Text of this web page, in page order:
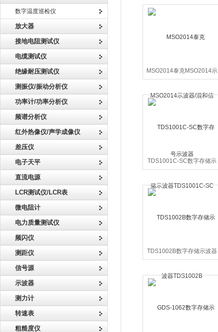
数字温度巡检仪
放大器
接地电阻测试仪
电缆测试仪
绝缘耐压测试仪
测振仪/振动分析仪
功率计/功率分析仪
频谱分析仪
红外热像仪/声学成像仪
差压仪
电子天平
直流电源
LCR测试仪/LCR表
微电阻计
电力质量测试仪
频闪仪
测距仪
信号源
示波器
测力计
转速表
粗糙度仪
MSO2014泰克MSO2014示
波器/混和信号示波器
TDS1001C-SC数字存储示
波器TDS1001C-SC
TDS1002B数字存储示波器
TDS1002B